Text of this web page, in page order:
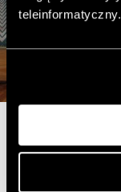
teleinformatyczny.